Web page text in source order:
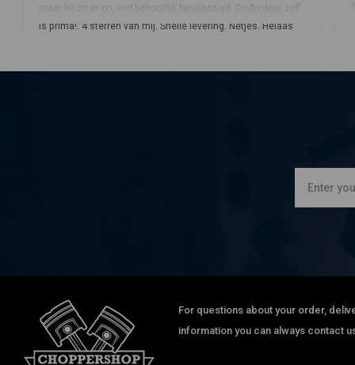
maar hij zit er op, wel behoorlijk beschadigd. Onderdeel zelf
is prima!. 4 sterren van mij. Snelle levering. Netjes. Helaas
Lex
Snel geleverd en goed geprijsd.
For questions about your order,
information you can always contact